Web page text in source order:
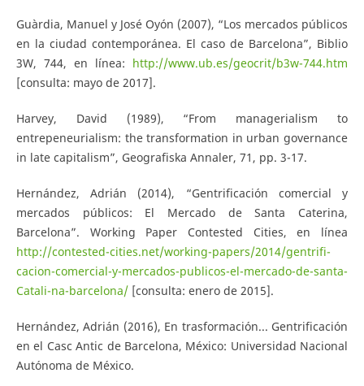
Guàrdia, Manuel y José Oyón (2007), “Los mercados públicos
en la ciudad contemporánea. El caso de Barcelona”, Biblio
3W, 744, en línea: http://www.ub.es/geocrit/b3w-744.htm
[consulta: mayo de 2017].
Harvey, David (1989), “From managerialism to
entrepeneurialism: the transformation in urban governance
in late capitalism”, Geografiska Annaler, 71, pp. 3-17.
Hernández, Adrián (2014), “Gentrificación comercial y
mercados públicos: El Mercado de Santa Caterina,
Barcelona”. Working Paper Contested Cities, en línea
http://contested-cities.net/working-papers/2014/gentrifi-
cacion-comercial-y-mercados-publicos-el-mercado-de-santa-
Catali-na-barcelona/[consulta: enero de 2015].
Hernández, Adrián (2016), En trasformación... Gentrificación
en el Casc Antic de Barcelona, México: Universidad Nacional
Autónoma de México.